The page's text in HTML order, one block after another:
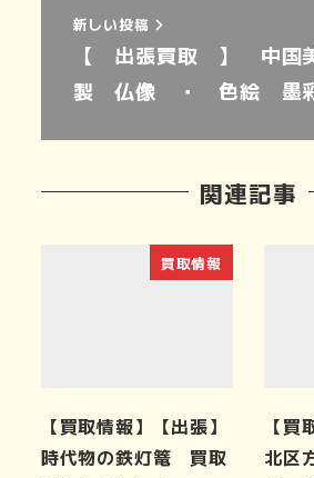
新しい投稿
【 出張買取 】 中国
製 仏像 ・ 色絵 墨
関連記事
買取情報
【買取情報】【出張】
時代物の鉄灯篭 買取
【
北区